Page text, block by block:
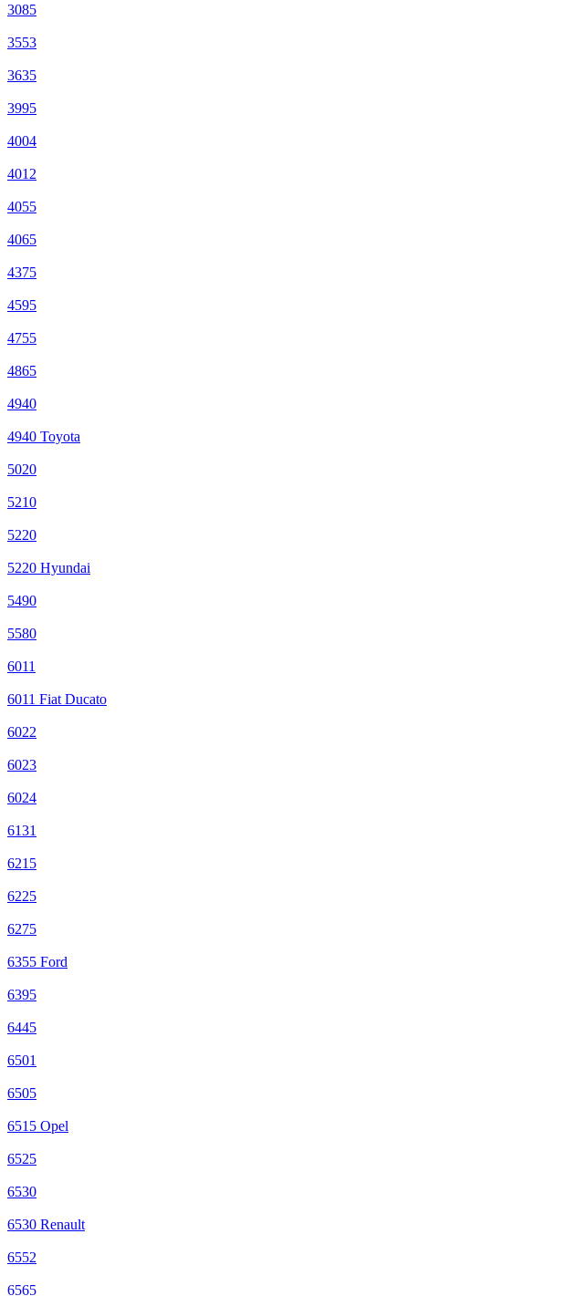
3085
3553
3635
3995
4004
4012
4055
4065
4375
4595
4755
4865
4940
4940 Toyota
5020
5210
5220
5220 Hyundai
5490
5580
6011
6011 Fiat Ducato
6022
6023
6024
6131
6215
6225
6275
6355 Ford
6395
6445
6501
6505
6515 Opel
6525
6530
6530 Renault
6552
6565